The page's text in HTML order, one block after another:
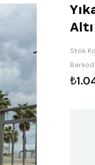
Altı
Stok
Barkod